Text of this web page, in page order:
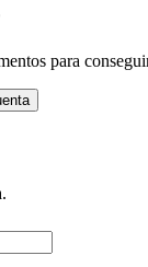
para